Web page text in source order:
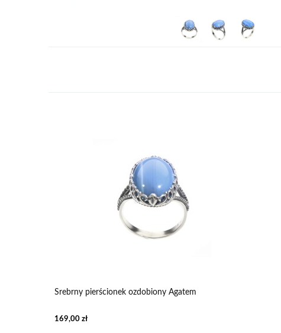
Srebrny pierścionek ozdobiony Agatem
169,00 zł